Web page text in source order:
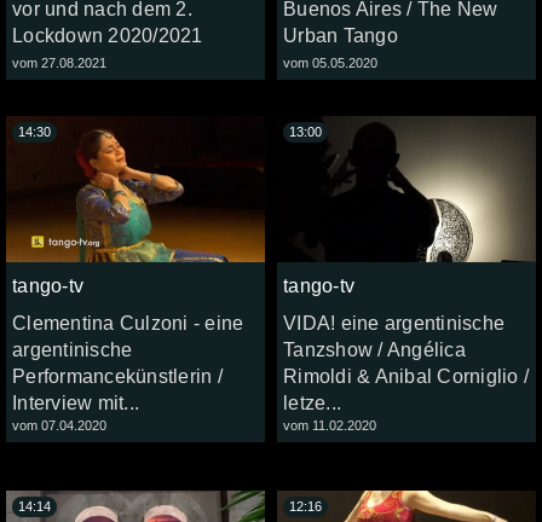
vor und nach dem 2.
Lockdown 2020/2021
vom 27.08.2021
Buenos Aires / The New
Urban Tango
vom 05.05.2020
tango-tv
Clementina Culzoni - eine
argentinische
Performancekünstlerin /
Interview mit...
vom 07.04.2020
14:30
tango-tv
VIDA! eine argentinische
Tanzshow / Angélica
Rimoldi & Anibal Corniglio /
letze...
vom 11.02.2020
13:00
14:14 12:16